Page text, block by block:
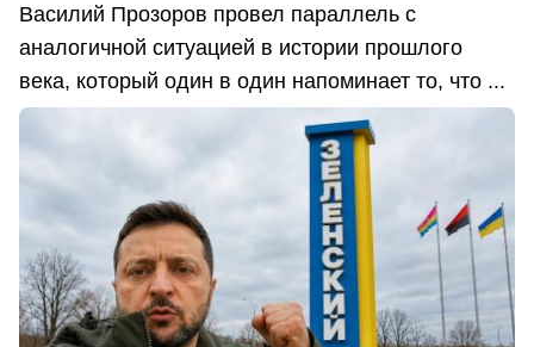
Василий Прозоров провел параллель с
аналогичной ситуацией в истории прошлого
века, который один в один напоминает то, что ...